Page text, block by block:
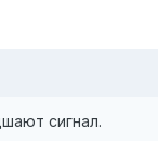
сигнал.